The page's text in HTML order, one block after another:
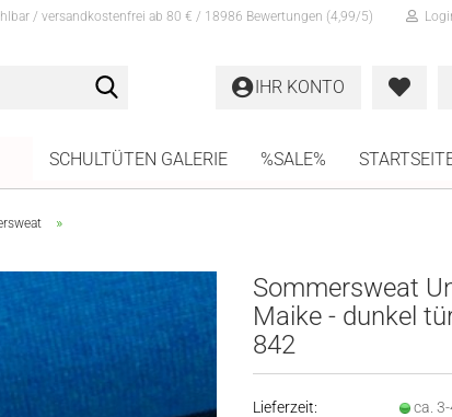
/ versandkostenfrei ab 80 € / 18986 Bewertungen (4,99/5)
IHR KONTO
SCHULTÜTEN GALERIE %SALE%
»
Sommersweat
Maike - dunkel
842
Lieferzeit: ca.